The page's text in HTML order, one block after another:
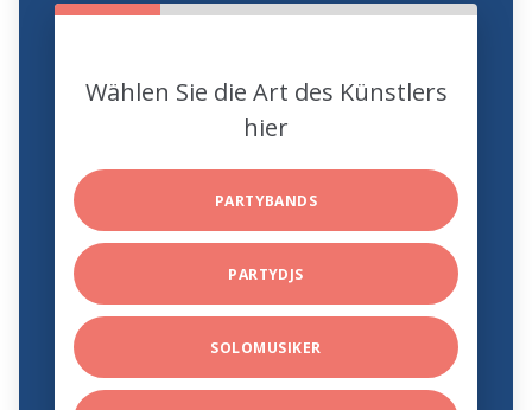
Wählen Sie die Art des Künstlers
hier
PARTYBANDS
PARTYDJS
SOLOMUSIKER